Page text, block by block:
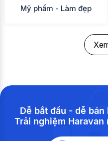
Mỹ phẩm - Làm đẹp
Dễ bắt đầu - dễ
Trải nghiệm